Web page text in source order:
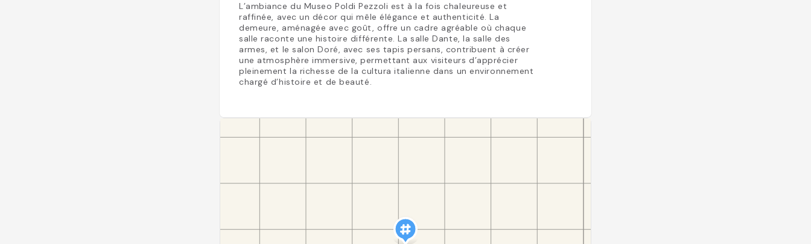
L’ambiance du Museo Poldi Pezzoli est à la fois chaleureuse et
raffinée, avec un décor qui mêle élégance et authenticité. La
demeure, aménagée avec goût, offre un cadre agréable où chaque
salle raconte une histoire différente. La salle Dante, la salle des
armes, et le salon Doré, avec ses tapis persans, contribuent à créer
une atmosphère immersive, permettant aux visiteurs d’apprécier
pleinement la richesse de la cultura italienne dans un environnement
chargé d’histoire et de beauté.